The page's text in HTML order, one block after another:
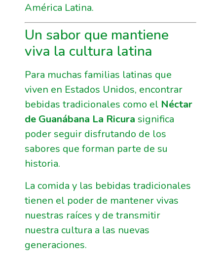
América Latina.
Un sabor que mantiene
viva la cultura latina
Para muchas familias latinas que
viven en Estados Unidos, encontrar
bebidas tradicionales como el Néctar
de Guanábana La Ricura significa
poder seguir disfrutando de los
sabores que forman parte de su
historia.
La comida y las bebidas tradicionales
tienen el poder de mantener vivas
nuestras raíces y de transmitir
nuestra cultura a las nuevas
generaciones.